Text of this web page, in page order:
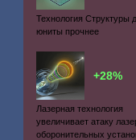
Технология Структуры
юниты прочнее
+28%
Лазерная технология
увеличивает атаку
оборонительных